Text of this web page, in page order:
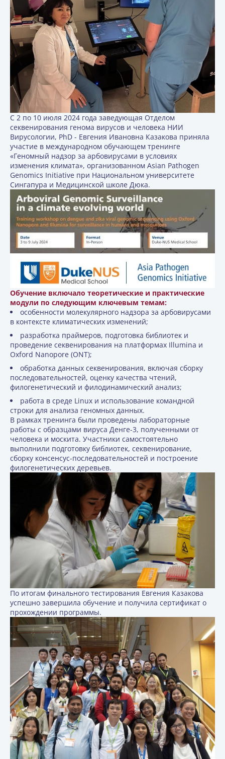
С 2 по 10 июля 2024 года заведующая Отделом
секвенирования генома вирусов и человека НИИ
Вирусологии, PhD - Евгения Ивановна Казакова приняла
участие в международном обучающем тренинге
«Геномный надзор за арбовирусами в условиях
изменения климата», организованном Asian Pathogen
Genomics Initiative при Национальном университете
Сингапура и Медицинской школе Дюка.
Обучение включало теоретические и практические
модули по следующим ключевым темам:
особенности молекулярного надзора за арбовирусами
в контексте климатических изменений;
разработка праймеров, подготовка библиотек и
проведение секвенирования на платформах Illumina и
Oxford Nanopore (ONT);
обработка данных секвенирования, включая сборку
последовательностей, оценку качества чтений,
филогенетический и филодинамический анализ;
работа в среде Linux и использование командной
строки для анализа геномных данных.
В рамках тренинга были проведены лабораторные
работы с образцами вируса Денге-3, полученными от
человека и москита. Участники самостоятельно
выполнили подготовку библиотек, секвенирование,
сборку консенсус-последовательностей и построение
филогенетических деревьев.
По итогам финального тестирования Евгения Казакова
успешно завершила обучение и получила сертификат о
прохождении программы.